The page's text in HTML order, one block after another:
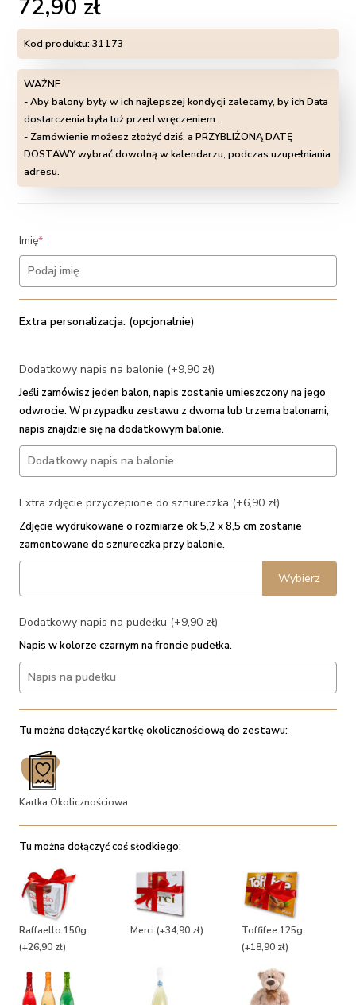
72,90 zł
Kod produktu:31173
WAŻNE:
- Aby balony były w ich najlepszej kondycji zalecamy, by ich Data
dostarczenia była tuż przed wręczeniem.
- Zamówienie możesz złożyć dziś, a PRZYBLIŻONĄ DATĘ
DOSTAWY wybrać dowolną w kalendarzu, podczas uzupełniania
adresu.
Imię*(required)
Extra personalizacja: (opcjonalnie)
Dodatkowy napis na balonie (+9,90 zł)
Jeśli zamówisz jeden balon, napis zostanie umieszczony na jego
odwrocie. W przypadku zestawu z dwoma lub trzema balonami,
napis znajdzie się na dodatkowym balonie.
Extra zdjęcie przyczepione do sznureczka (+6,90 zł)
Zdjęcie wydrukowane o rozmiarze ok 5,2 x 8,5 cm zostanie
zamontowane do sznureczka przy balonie.
Wybierz
Dodatkowy napis na pudełku (+9,90 zł)
Napis w kolorze czarnym na froncie pudełka.
Tu można dołączyć kartkę okolicznościową do zestawu:
Kartka Okolicznościowa
Tu można dołączyć coś słodkiego:
Raffaello 150g
(+26,90 zł)
Merci (+34,90 zł)
Toffifee 125g
(+18,90 zł)